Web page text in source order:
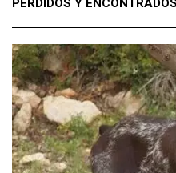
PERDIDOS Y ENCONTRADOS